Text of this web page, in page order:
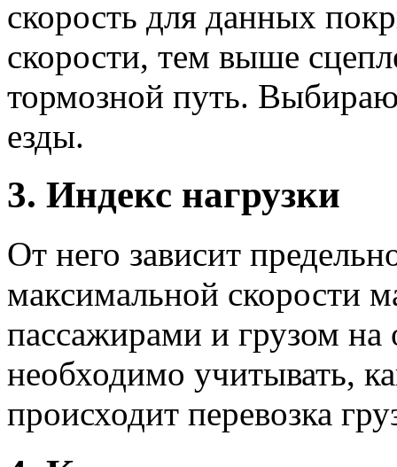
скорость для данных
скорости, тем выше
тормозной путь.
езды.
3. Индекс нагрузки
От него зависит
максимальной скорости
пассажирами и грузом
необходимо учитывать,
происходит перевозка